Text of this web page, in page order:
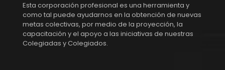
Esta corporación profesional es una herramienta y
como tal puede ayudarnos en la obtención de nuevas
metas colectivas, por medio de la proyección, la
capacitación y el apoyo a las iniciativas de nuestras
Colegiadas y Colegiados.